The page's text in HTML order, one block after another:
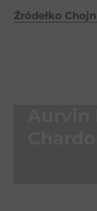
Źródełko